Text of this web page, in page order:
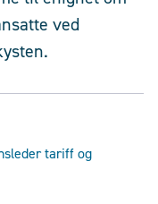
ved
tariff og